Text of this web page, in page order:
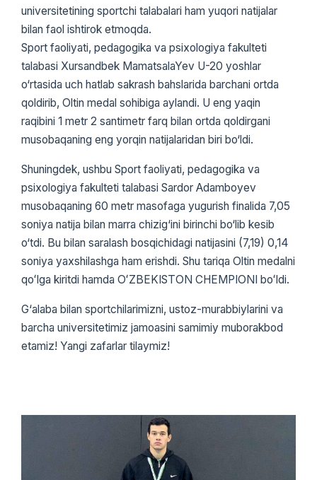
universitetining sportchi talabalari ham yuqori natijalar
bilan faol ishtirok etmoqda.
Sport faoliyati, pedagogika va psixologiya fakulteti
talabasi Xursandbek MamatsalaYev U-20 yoshlar
o‘rtasida uch hatlab sakrash bahslarida barchani ortda
qoldirib, Oltin medal sohibiga aylandi. U eng yaqin
raqibini 1 metr 2 santimetr farq bilan ortda qoldirgani
musobaqaning eng yorqin natijalaridan biri bo‘ldi.
Shuningdek, ushbu Sport faoliyati, pedagogika va
psixologiya fakulteti talabasi Sardor Adamboyev
musobaqaning 60 metr masofaga yugurish finalida 7,05
soniya natija bilan marra chizig‘ini birinchi bo‘lib kesib
o‘tdi. Bu bilan saralash bosqichidagi natijasini (7,19) 0,14
soniya yaxshilashga ham erishdi. Shu tariqa Oltin medalni
qoʻlga kiritdi hamda OʻZBEKISTON CHEMPIONI boʻldi.
G‘alaba bilan sportchilarimizni, ustoz-murabbiylarini va
barcha universitetimiz jamoasini samimiy muborakbod
etamiz! Yangi zafarlar tilaymiz!